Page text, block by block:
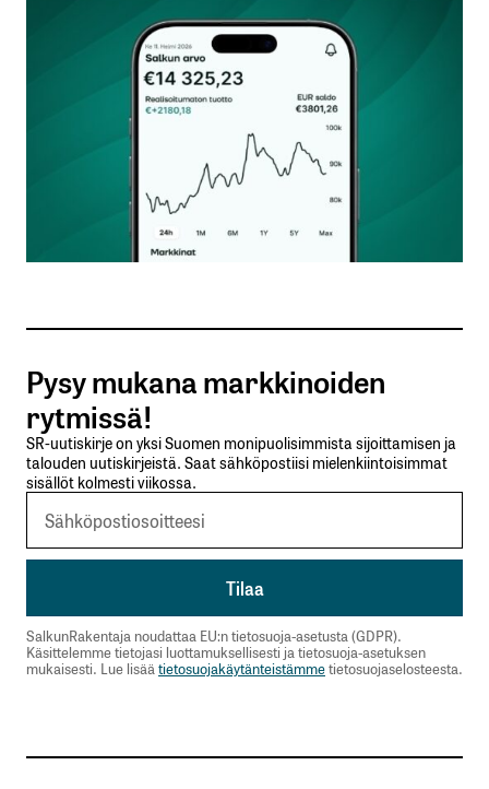
Kommentti*
Nimesi tai nimimerkkisi
Sähköpostiosoitteesi
Tilaa SalkunRakentajan uutiskirje
Lähetä kommentti
Pysy mukana markkinoiden
rytmissä!
SR-uutiskirje on yksi Suomen monipuolisimmista sijoittamisen ja
talouden uutiskirjeistä. Saat sähköpostiisi mielenkiintoisimmat
sisällöt kolmesti viikossa.
SalkunRakentaja noudattaa EU:n tietosuoja-asetusta (GDPR).
Käsittelemme tietojasi luottamuksellisesti ja tietosuoja-asetuksen
mukaisesti. Lue lisää tietosuojakäytänteistämmetietosuojaselosteesta.